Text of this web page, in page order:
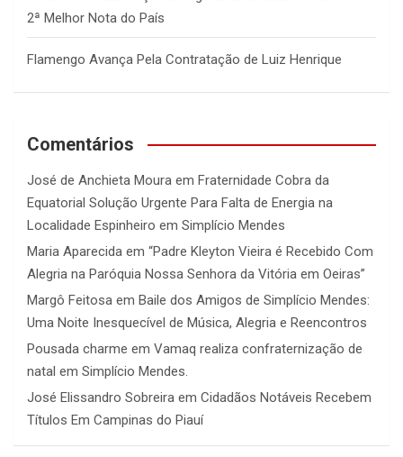
2ª Melhor Nota do País
Flamengo Avança Pela Contratação de Luiz Henrique
Comentários
José de Anchieta Moura em Fraternidade Cobra da
Equatorial Solução Urgente Para Falta de Energia na
Localidade Espinheiro em Simplício Mendes
Maria Aparecida em “Padre Kleyton Vieira é Recebido Com
Alegria na Paróquia Nossa Senhora da Vitória em Oeiras”
Margô Feitosa em Baile dos Amigos de Simplício Mendes:
Uma Noite Inesquecível de Música, Alegria e Reencontros
Pousada charme em Vamaq realiza confraternização de
natal em Simplício Mendes.
José Elissandro Sobreira em Cidadãos Notáveis Recebem
Títulos Em Campinas do Piauí